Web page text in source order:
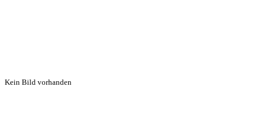
Kein Bild vorhanden